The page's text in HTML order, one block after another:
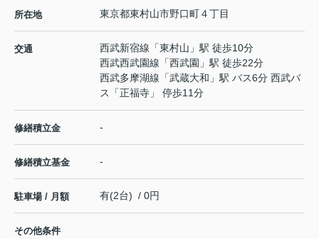
所在地 東京都東村山市野口町４丁目
交通 西武新宿線 「東村山 」駅 徒歩10分
西武西武園線 「西武園 」駅 徒歩22分
西武多摩湖線 「武蔵大和 」駅 バス6分 西武バ
ス「正福寺」 停歩11分
修繕積立金 -
修繕積立基金 -
駐車場 / 月額 有(2台) / 0円
その他条件